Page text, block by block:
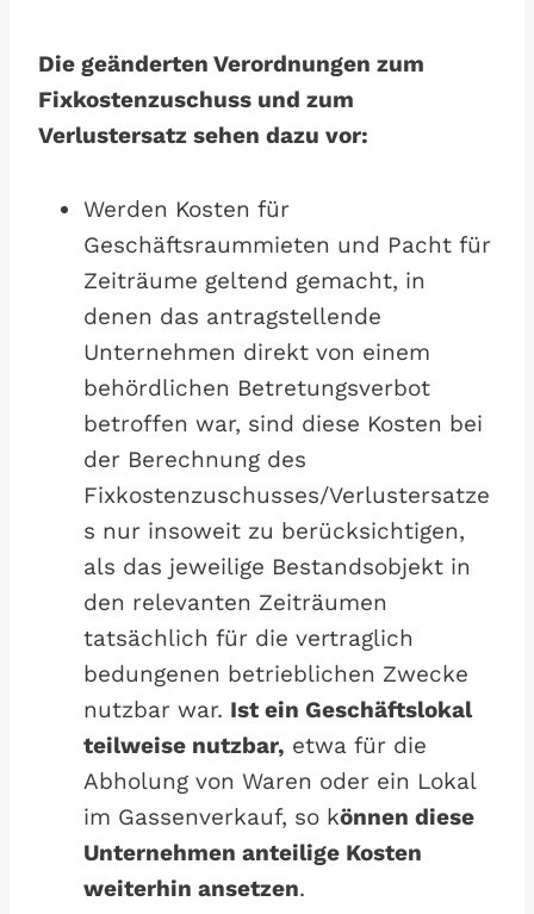
Die geänderten Verordnungen zum
Fixkostenzuschuss und zum
Verlustersatz sehen dazu vor:
Werden Kosten für
Geschäftsraummieten und Pacht für
Zeiträume geltend gemacht, in
denen das antragstellende
Unternehmen direkt von einem
behördlichen Betretungsverbot
betroffen war, sind diese Kosten bei
der Berechnung des
Fixkostenzuschusses/Verlustersatze
s nur insoweit zu berücksichtigen,
als das jeweilige Bestandsobjekt in
den relevanten Zeiträumen
tatsächlich für die vertraglich
bedungenen betrieblichen Zwecke
nutzbar war. Ist ein Geschäftslokal
teilweise nutzbar, etwa für die
Abholung von Waren oder ein Lokal
im Gassenverkauf, so können diese
Unternehmen anteilige Kosten
weiterhin ansetzen.